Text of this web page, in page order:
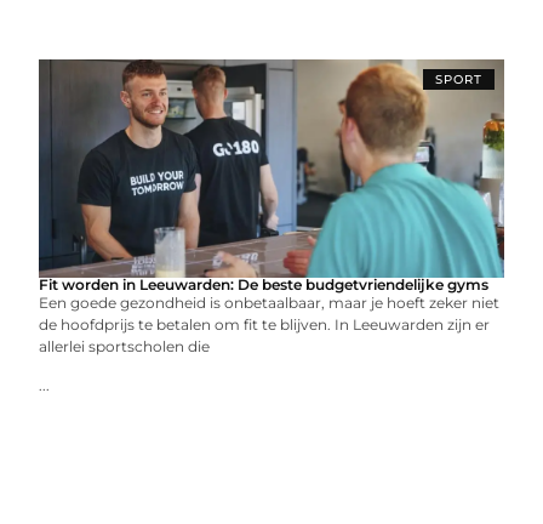
SPORT
Fit worden in Leeuwarden: De beste budgetvriendelijke gyms
Een goede gezondheid is onbetaalbaar, maar je hoeft zeker niet
de hoofdprijs te betalen om fit te blijven. In Leeuwarden zijn er
allerlei sportscholen die
...